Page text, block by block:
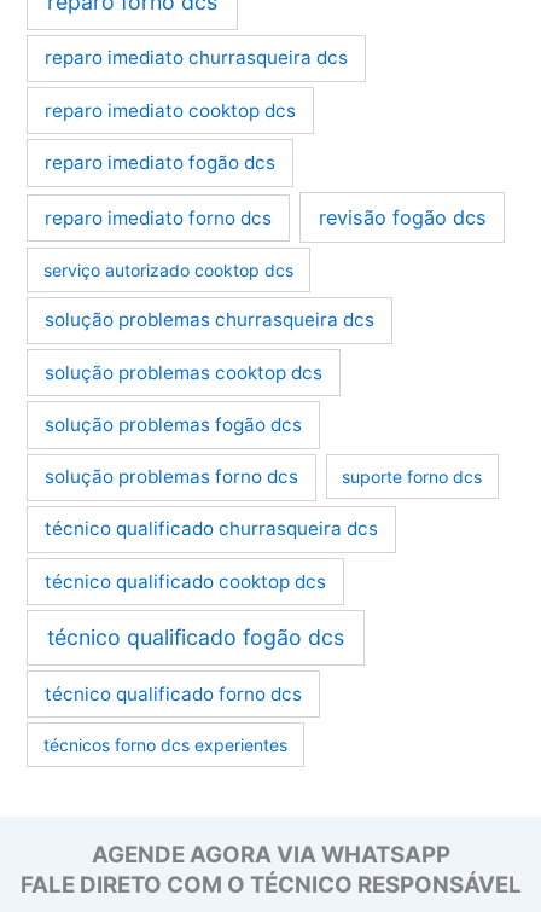
reparo imediato churrasqueira dcs
reparo imediato cooktop dcs
reparo imediato fogão dcs
reparo imediato forno dcs revisão fogão dcs
serviço autorizado cooktop dcs
solução problemas churrasqueira dcs
solução problemas cooktop dcs
solução problemas fogão dcs
solução problemas forno dcs suporte forno dcs
técnico qualificado churrasqueira dcs
técnico qualificado cooktop dcs
técnico qualificado fogão dcs
técnico qualificado forno dcs
técnicos forno dcs experientes
AGENDE AGORA VIA WHATSAPP
FALE DIRETO COM O TÉCNICO RESPONSÁVEL